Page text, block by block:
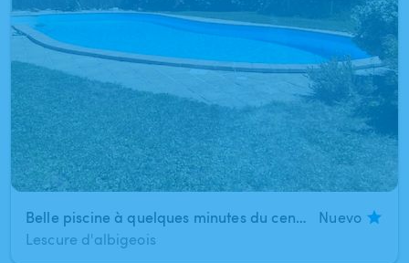
Belle piscine à quelques minutes du centre d'Albi
Nuevo
Lescure d'albigeois